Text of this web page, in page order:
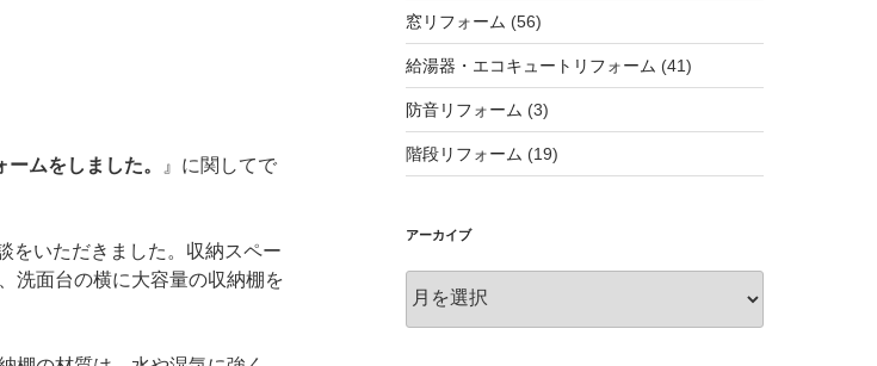
ムをしました。
』に関してで
をいただきました。収納スペー
洗面台の横に大容量の収納棚を
窓リフォーム (56)
給湯器・エコキュートリフォーム (41)
防音リフォーム (3)
階段リフォーム (19)
アーカイブ
ー
カ